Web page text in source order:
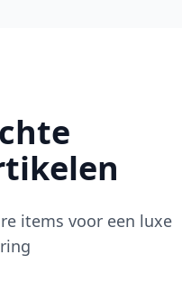
items voor een luxe